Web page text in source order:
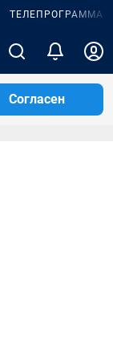
ТЕЛЕПРОГРАММА
Согласен